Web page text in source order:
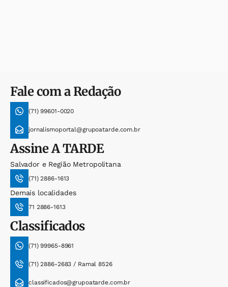
Fale com a Redação
(71) 99601-0020
jornalismoportal@grupoatarde.com.br
AssineA TARDE
Salvador e Região Metropolitana
(71) 2886-1613
Demais localidades
71 2886-1613
Classificados
(71) 99965-8961
(71) 2886-2683 / Ramal 8526
classificados@grupoatarde.com.br